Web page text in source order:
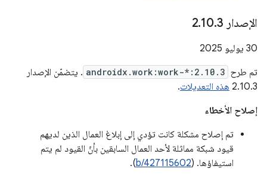
الإصدار 2 .10.3
‫30 يوليو 2025
تم طرح androidx.work:work-*:2.10.3 . يتضمّن الإصدار
2.10.3 هذه التعديلات.
إصلاح الأخطاء
تم إصلاح مشكلة كانت تؤدي إلى إبلاغ العمال الذين لديهم
قيود شبكة مماثلة لأحد العمال السابقين بأنّ القيود لم يتم
استيفاؤها. (b/427115602
).